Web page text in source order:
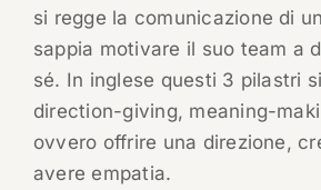
si regge la comunicazione di
sappia motivare il suo team a
sé. In inglese questi 3 pilastri
direction-giving, meaning-
ovvero offrire una direzione,
avere empatia.